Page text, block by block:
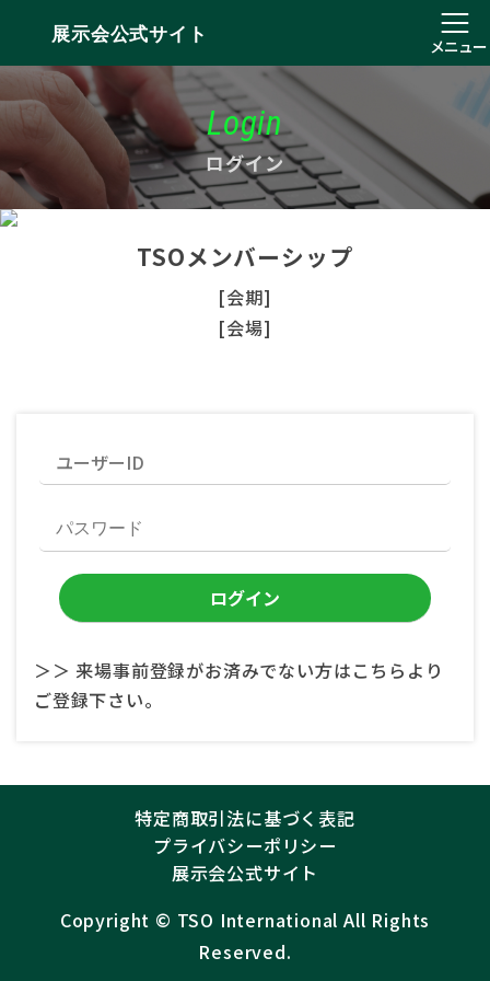
展示会公式サイト
メニュー
Login
ログイン
TSOメンバーシップ
[会期]
[会場]
＞＞ 来場事前登録がお済みでない方はこちらより
ご登録下さい。
特定商取引法に基づく表記
プライバシーポリシー
展示会公式サイト
Copyright ©︎ TSO International All Rights
Reserved.